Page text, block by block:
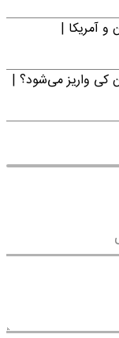
آمریکا |
کی واریز می‌شود؟ |